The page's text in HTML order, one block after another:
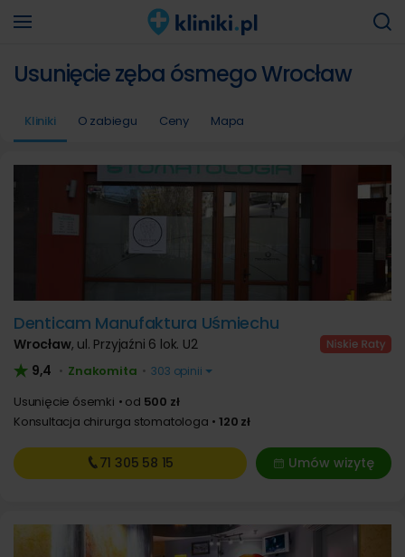
Usunięcie zęba ósmego Wrocław
Kliniki O zabiegu Ceny Mapa
Denticam Manufaktura Uśmiechu
Wrocław, ul. Przyjaźni 6 lok. U2
9,4 • Znakomita • 303 opinii
Usunięcie ósemki od 500 zł
Konsultacja chirurga stomatologa
120 zł
Umów wizytę
71 305 58 15